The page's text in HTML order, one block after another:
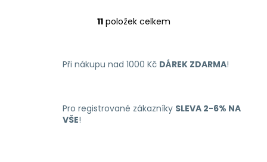
O
á
c
11položek celkem
Při nákupu nad 1000 Kč DÁREK ZDARMA!
Pro registrované zákazníky SLEVA 2-6% NA
VŠE!